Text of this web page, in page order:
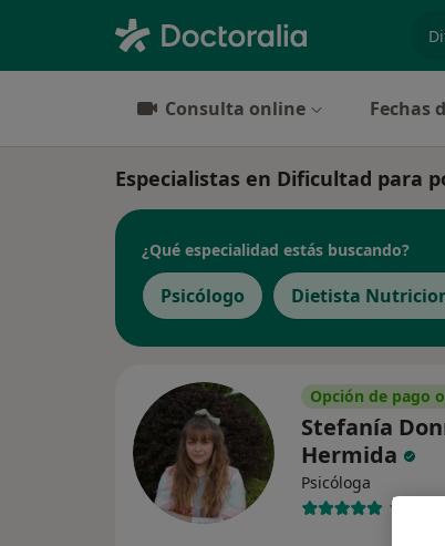
Consulta online Fechas
Especialistas en Dificultad para
¿Qué especialidad estás buscando?
Psicólogo Dietista
Opción de pago
Stefanía
Hermida
Psicóloga
13